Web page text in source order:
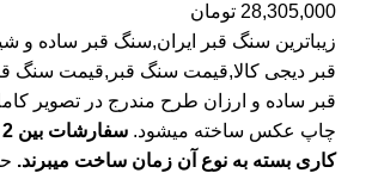
28,305,000 تومان
زیباترین سنگ قبر ایران,سنگ قبر ساده
قبر ساده و ارزان طرح مندرج در تصویر
چاپ عکس ساخته میشود.
کاری بسته به نوع آن زمان ساخت میبرند.